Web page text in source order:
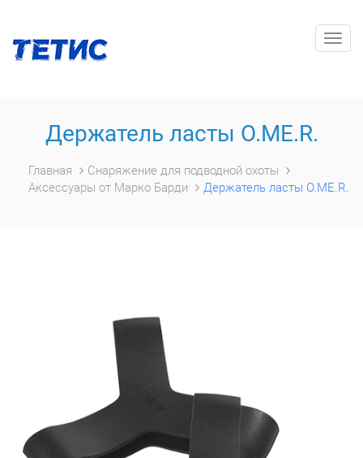
Держатель ласты O.ME.R.
Главная
Снаряжение для подводной охоты
Аксессуары от Марко Барди
Держатель ласты O.ME.R.